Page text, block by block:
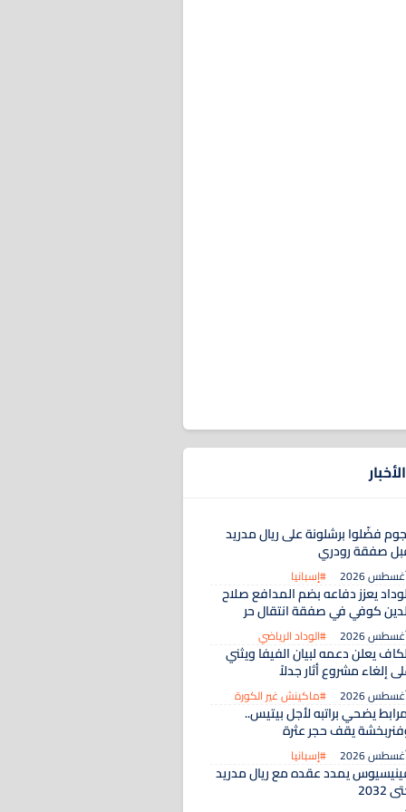
فضّلوا برشلونة على ريال مدريد
صفقة رودري
#إسبانيا
يعزز دفاعه بضم المدافع صلاح
كوفي في صفقة انتقال حر
#الوداد الرياضي
يعلن دعمه لبيان الفيفا ويثني
إلغاء مشروع أثار جدلاً
#ماكينش غير الكورة
يضحي براتبه لأجل بيتيس..
يقف حجر عثرة
#إسبانيا
يمدد عقده مع ريال مدريد
2032